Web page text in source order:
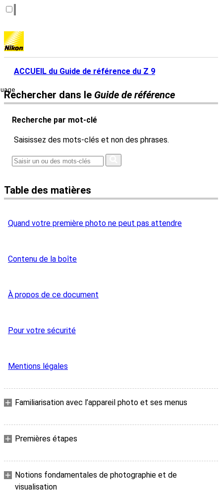
ACCUEIL du Guide de référence du Z 9
Rechercher dans le Guide de référence
Recherche par mot-clé
Saisissez des mots-clés et non des phrases.
Table des matières
Quand votre première photo ne peut pas attendre
Contenu de la boîte
À propos de ce document
Pour votre sécurité
Mentions légales
Familiarisation avec l’appareil photo et ses menus
Premières étapes
Notions fondamentales de photographie et de
visualisation